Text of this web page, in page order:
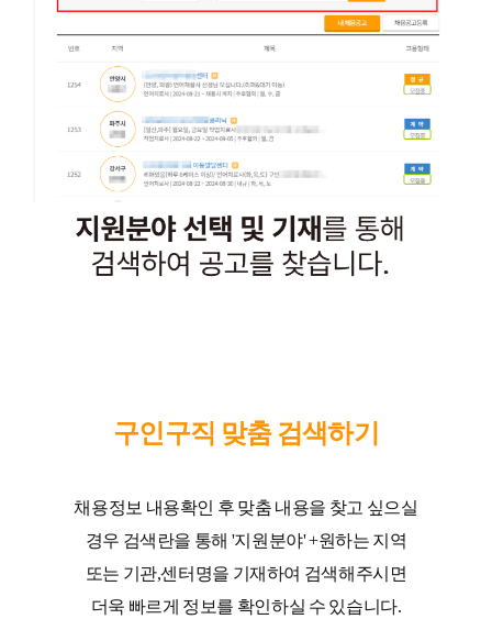
구인구직 맞춤 검색하기
채용정보 내용확인 후 맞춤 내용을 찾고 싶으실
경우 검색란을 통해 '지원분야' +원하는 지역
또는 기관,센터명을 기재하여 검색해주시면
더욱 빠르게 정보를 확인하실 수 있습니다.